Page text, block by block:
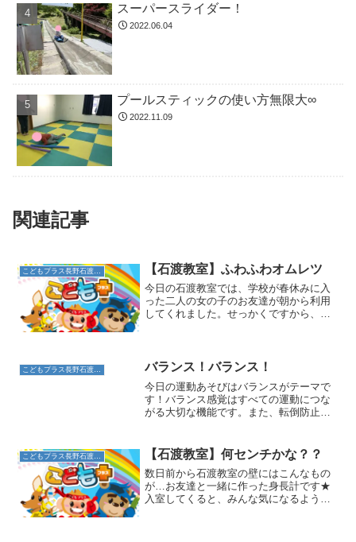
スーパースライダー！
2022.06.04
プールスティックの使い方無限大∞
2022.11.09
関連記事
【石渡教室】ふわふわオムレツ
今日の石渡教室では、学校が春休みに入
った二人の女の子のお友達が朝から利用
してくれました。せっかくですから、ク
を加えて、ホットプレートで...
バランス！バランス！
今日の運動あそびはバランスがテーマで
す！バランス感覚はすべての運動につな
がる大切な機能です。また、転倒防止に
す。まずは一本橋！次は不安定なマッ
ト！ジャンプして進みます。...
【石渡教室】何センチかな？？
数日前から石渡教室の壁にはこんなもの
が…お友達と一緒に作った身長計です★
入室してくると、みんな気になるようで